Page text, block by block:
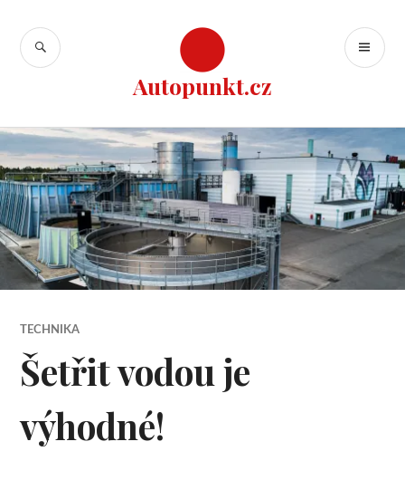
obsahu
Autopunkt.cz
HLEDAT
TECHNIKA
Šetřit vodou je
výhodné!